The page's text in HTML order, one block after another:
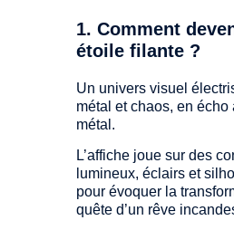
1. Comment
étoile filante ?
Un univers visuel
métal et chaos, en écho
métal.
L’affiche joue sur des
lumineux, éclairs et
pour évoquer la
quête d’un rêve